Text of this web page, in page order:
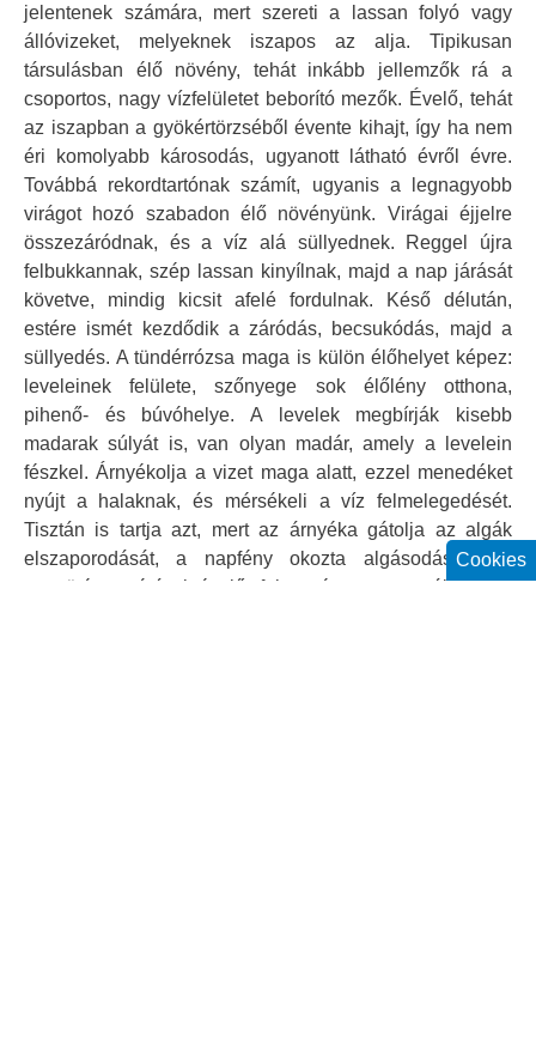
jelentenek számára, mert szereti a lassan folyó vagy
állóvizeket, melyeknek iszapos az alja. Tipikusan
társulásban élő növény, tehát inkább jellemzők rá a
csoportos, nagy vízfelületet beborító mezők. Évelő, tehát
az iszapban a gyökértörzséből évente kihajt, így ha nem
éri komolyabb károsodás, ugyanott látható évről évre.
Továbbá rekordtartónak számít, ugyanis a legnagyobb
virágot hozó szabadon élő növényünk. Virágai éjjelre
összezáródnak, és a víz alá süllyednek. Reggel újra
felbukkannak, szép lassan kinyílnak, majd a nap járását
követve, mindig kicsit afelé fordulnak. Késő délután,
estére ismét kezdődik a záródás, becsukódás, majd a
süllyedés. A tündérrózsa maga is külön élőhelyet képez:
leveleinek felülete, szőnyege sok élőlény otthona,
pihenő- és búvóhelye. A levelek megbírják kisebb
madarak súlyát is, van olyan madár, amely a levelein
fészkel. Árnyékolja a vizet maga alatt, ezzel menedéket
nyújt a halaknak, és mérsékeli a víz felmelegedését.
Tisztán is tartja azt, mert az árnyéka gátolja az algák
elszaporodását, a napfény okozta algásodást. Sok
napsütéses órát igénylő faj, ezért szeret nálunk is.
Cookies